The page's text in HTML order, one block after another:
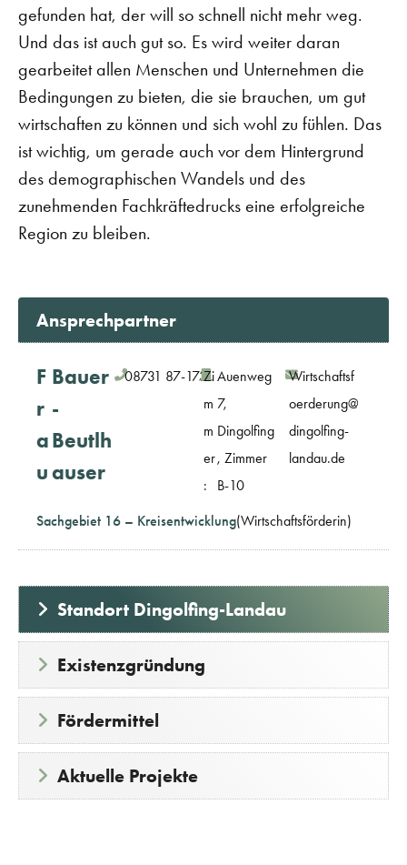
gefunden hat, der will so schnell nicht mehr weg.
Und das ist auch gut so. Es wird weiter daran
gearbeitet allen Menschen und Unternehmen die
Bedingungen zu bieten, die sie brauchen, um gut
wirtschaften zu können und sich wohl zu fühlen. Das
ist wichtig, um gerade auch vor dem Hintergrund
des demographischen Wandels und des
zunehmenden Fachkräftedrucks eine erfolgreiche
Region zu bleiben.
Ansprechpartner
F
r
a
u
Bauer
-
Beutlh
auser
08731 87-173Zi
m
m
er
:
Auenweg
7,
Dingolfing
, Zimmer
B-10
Wirtschaftsf
oerderung@
dingolfing-
landau.de
Sachgebiet 16 – Kreisentwicklung(Wirtschaftsförderin)
Standort Dingolfing-Landau
Existenzgründung
Fördermittel
Aktuelle Projekte